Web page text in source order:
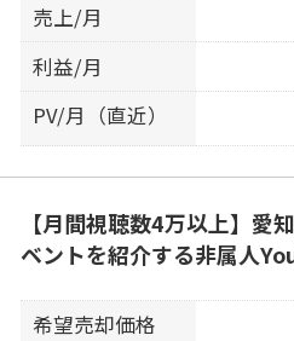
売上/月
利益/月
PV/月（直近）
【月間視聴数4万以上】愛
ベントを紹介する非属人
希望売却価格